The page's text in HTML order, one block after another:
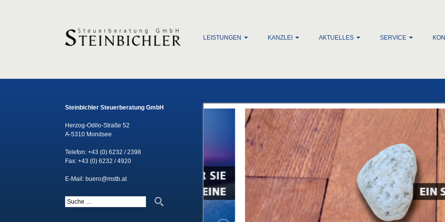
LEISTUNGEN KANZLEI AKTUELLES SERVICE
Steinbichler Steuerberatung GmbH
Herzog-Odilo-Straße 52
A-5310 Mondsee
Telefon: +43 (0) 6232 / 2398
Fax: +43 (0) 6232 / 4920
E-Mail: buero@mstb.at
Suche nach: